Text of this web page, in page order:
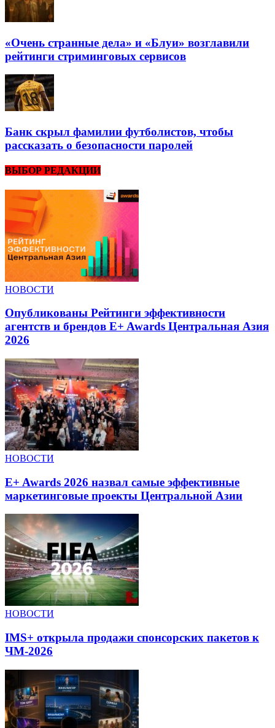
«Очень странные дела» и «Блуи» возглавили
рейтинги стриминговых сервисов
Банк скрыл фамилии футболистов, чтобы
рассказать о безопасности паролей
ВЫБОР РЕДАКЦИИ
НОВОСТИ
Опубликованы Рейтинги эффективности
агентств и брендов E+ Awards Центральная Азия
2026
НОВОСТИ
E+ Awards 2026 назвал самые эффективные
маркетинговые проекты Центральной Азии
НОВОСТИ
IMS+ открыла продажи спонсорских пакетов к
ЧМ-2026